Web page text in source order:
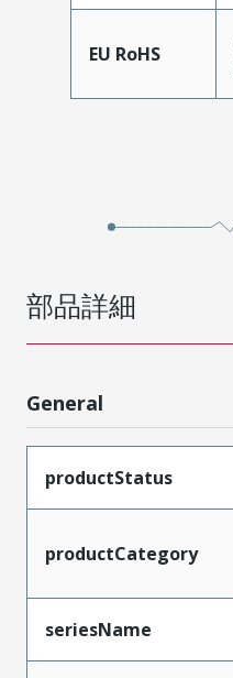
EU RoHS
部品詳細
General
productStatus
productCategory
seriesName